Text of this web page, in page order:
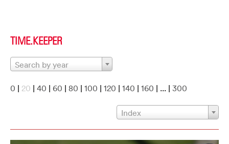
TIME.KEEPER
Search by year
0 | 20 | 40 | 60 | 80 | 100 | 120 | 140 | 160 | ... | 300
Index